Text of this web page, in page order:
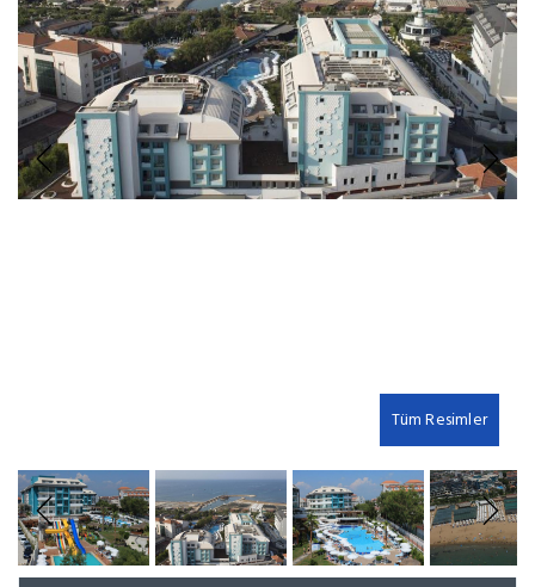
Tüm Resimler
Previous Next
Previous Next